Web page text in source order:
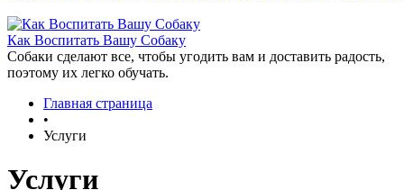
Как Воспитать Вашу Собаку
Собаки сделают все, чтобы угодить вам и доставить радость,
поэтому их легко обучать.
Главная страница
•
Услуги
Услуги